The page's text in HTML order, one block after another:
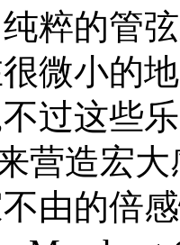
粹的管
微小的
过这些
营造宏
由的倍